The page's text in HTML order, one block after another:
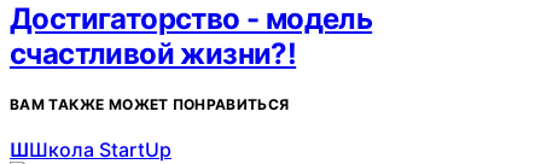
Достигаторство - модель
счастливой жизни?!
ВАМ ТАКЖЕ МОЖЕТ ПОНРАВИТЬСЯ
ШШкола StartUp